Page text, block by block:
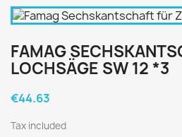
FAMAG
LOCHSÄGE SW 12 *3
€44.63
Tax included